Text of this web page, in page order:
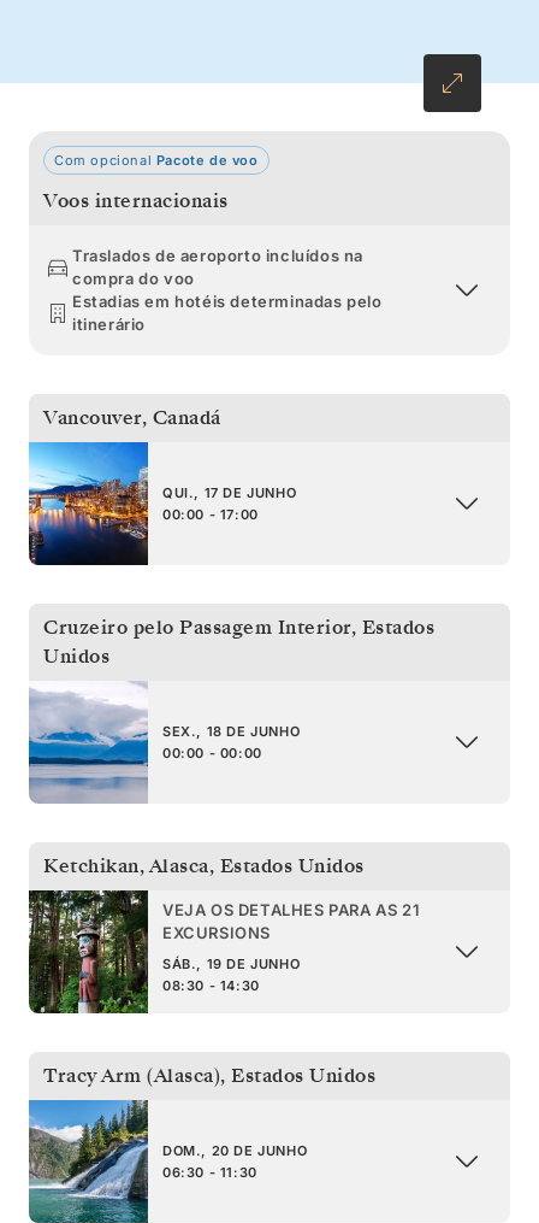
Alasca.
Com opcional Pacote de voo
Voos internacionais
Traslados de aeroporto incluídos na
compra do voo
Estadias em hotéis determinadas pelo
itinerário
Vancouver, Canadá
QUI., 17 DE JUNHO
00:00 - 17:00
Cruzeiro pelo Passagem Interior, Estados
Unidos
SEX., 18 DE JUNHO
00:00 - 00:00
Ketchikan, Alasca, Estados Unidos
VEJA OS DETALHES PARA AS 21
EXCURSIONS
SÁB., 19 DE JUNHO
08:30 - 14:30
Tracy Arm (Alasca), Estados Unidos
DOM., 20 DE JUNHO
06:30 - 11:30